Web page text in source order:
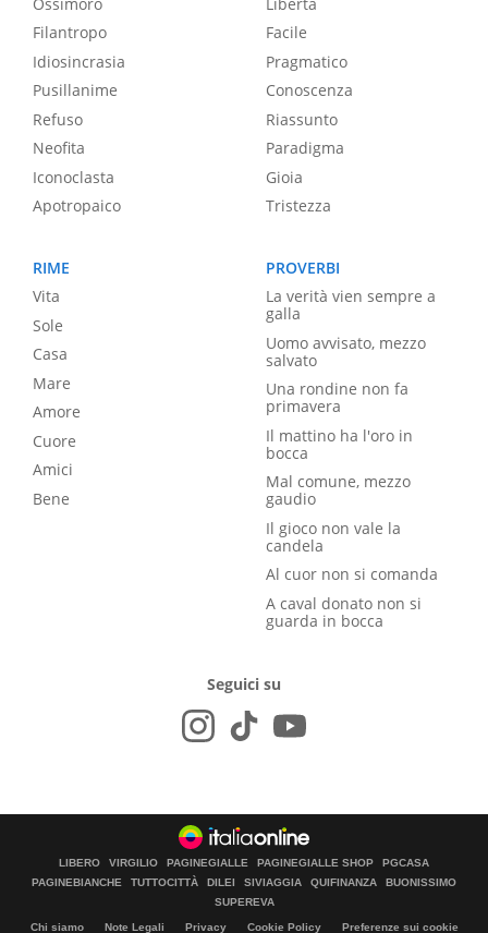
Filantropo
Idiosincrasia
Pusillanime
Refuso
Neofita
Iconoclasta
Apotropaico
Facile
Pragmatico
Conoscenza
Riassunto
Paradigma
Gioia
Tristezza
RIME
Vita
Sole
Casa
Mare
Amore
Cuore
Amici
Bene
PROVERBI
La verità vien sempre a
galla
Uomo avvisato, mezzo
salvato
Una rondine non fa
primavera
Il mattino ha l'oro in
bocca
Mal comune, mezzo
gaudio
Il gioco non vale la
candela
Al cuor non si comanda
A caval donato non si
guarda in bocca
Seguici su
LIBERO VIRGILIO PAGINEGIALLE PAGINEGIALLE SHOP
PGCASA
PAGINEBIANCHE
TUTTOCITTÀ DILEI SIVIAGGIA QUIFINANZA
BUONISSIMO
SUPEREVA
Chi siamo Note Legali Privacy Cookie Policy Preferenze sui cookie